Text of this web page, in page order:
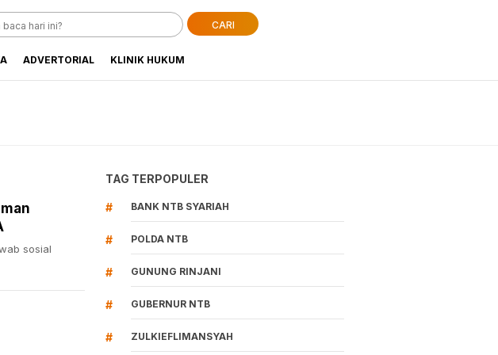
CARI
ADVERTORIAL KLINIK HUKUM
sosial
TAG TERPOPULER
# BANK NTB SYARIAH
# POLDA NTB
# GUNUNG RINJANI
# GUBERNUR NTB
# ZULKIEFLIMANSYAH